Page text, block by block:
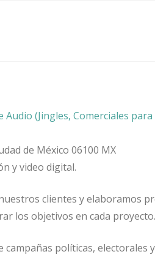
(Jingles, Comerciales para
de México 06100 MX
y video digital.
clientes y elaboramos
los objetivos en cada proyecto.
campañas políticas, electorales